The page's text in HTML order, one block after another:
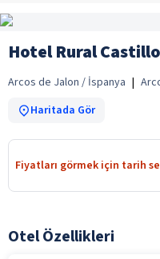
Hotel Rural
Arcos de Jalon / İspanya |
Haritada Gör
Fiyatları görmek için tarih
Otel Özellikleri